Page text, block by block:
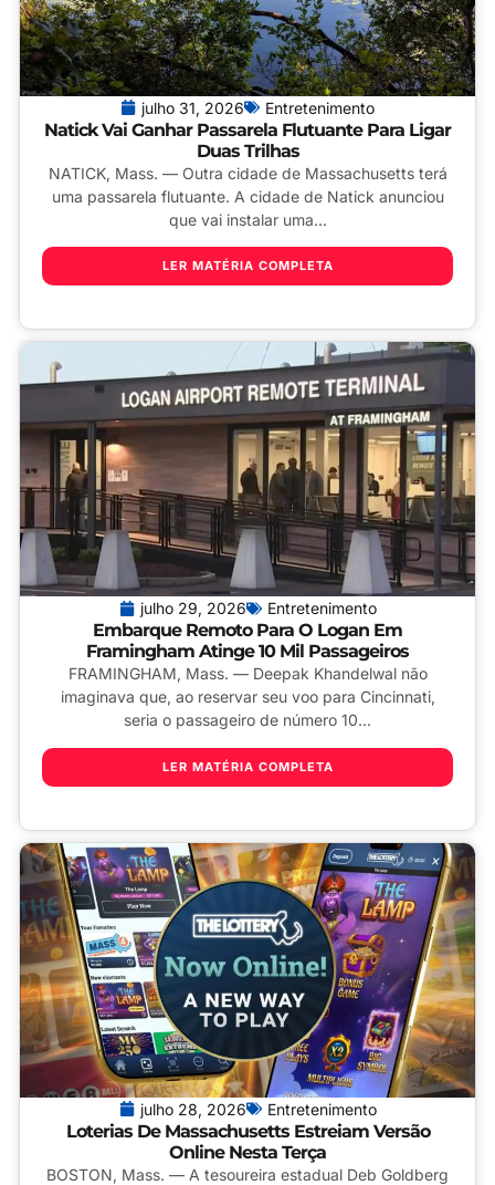
julho 31, 2026 Entretenimento
Natick Vai Ganhar Passarela Flutuante Para Ligar
Duas Trilhas
NATICK, Mass. — Outra cidade de Massachusetts terá
uma passarela flutuante. A cidade de Natick anunciou
que vai instalar uma...
LER MATÉRIA COMPLETA
julho 29, 2026 Entretenimento
Embarque Remoto Para O Logan Em
Framingham Atinge 10 Mil Passageiros
FRAMINGHAM, Mass. — Deepak Khandelwal não
imaginava que, ao reservar seu voo para Cincinnati,
seria o passageiro de número 10...
LER MATÉRIA COMPLETA
julho 28, 2026 Entretenimento
Loterias De Massachusetts Estreiam Versão
Online Nesta Terça
BOSTON, Mass. — A tesoureira estadual Deb Goldberg